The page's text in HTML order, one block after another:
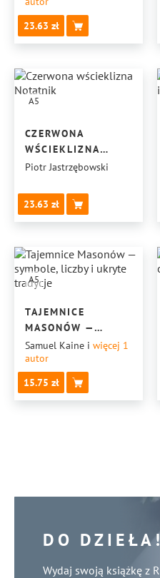
23.63
A5
CZERWONA
WŚCIEKLIZNA
NOTATNIK
Piotr Jastrzębowski
23.63
A5
TAJEMNICE
MASONÓW —
SYMBOLE, LICZBY
I UKRYTE
TRADYCJE
Samuel Kaine i więcej 1
autor
15.75
DO DZIEŁA!
Wydaj swoją książkę z